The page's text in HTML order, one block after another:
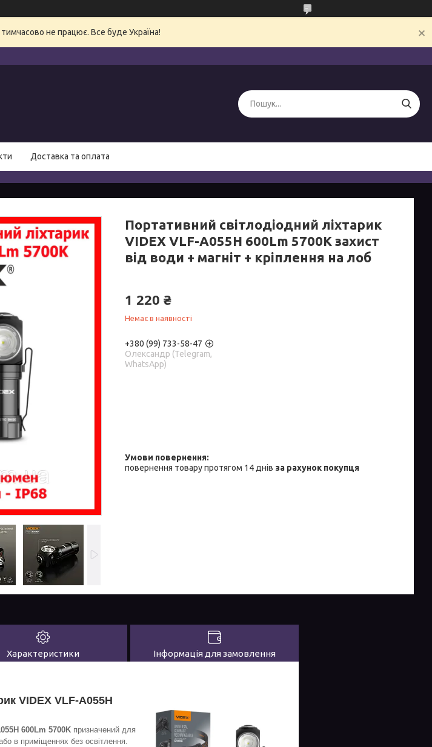
не працює. Все буде Україна!
Доставка та оплата
Портативний світлодіодний ліхтарик
VIDEX VLF-A055H 600Lm 5700K захист
від води + магніт + кріплення на лоб
1 220 ₴
Немає в наявності
+380 (99) 733-58-47
Олександр (Telegram,
WhatsApp)
повернення товару протягом 14 днів за рахунок покупця
Характеристики Інформація для замовлення
VIDEX VLF-A055H
600Lm 5700K призначений для
в приміщеннях без освітлення.